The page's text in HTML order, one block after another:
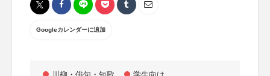
Googleカレンダーに追加